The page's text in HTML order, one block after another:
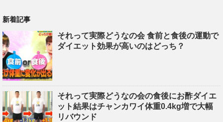
新着記事
それって実際どうなの会 食前と食後の運動で
ダイエット効果が高いのはどっち？
それって実際どうなの会の食後にお酢ダイエ
ット結果はチャンカワイ体重0.4kg増で大幅
リバウンド